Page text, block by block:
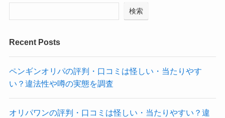
検索
Recent Posts
ペンギンオリパの評判・口コミは怪しい・当たりやす
い？違法性や噂の実態を調査
オリパワンの評判・口コミは怪しい・当たりやすい？違